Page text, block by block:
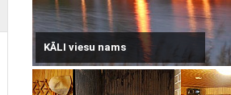
KĀLI viesu nams